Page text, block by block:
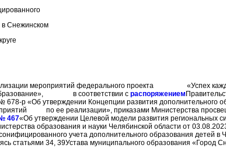
в Снежинском
мероприятий федерального проекта «Успех
в соответствии с распоряжением
678-р «Об утверждении Концепции развития дополнительного
по ее реализации», приказами Министерства
467«Об утверждении Целевой модели развития региональных
образования и науки Челябинской области от
учета дополнительного образования детей в
статьями 34, 39Устава муниципального образования «Город